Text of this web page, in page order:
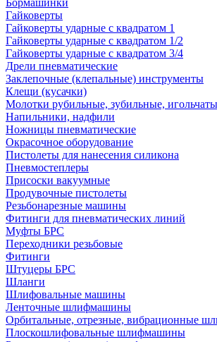
Бормашинки
Гайковерты
Гайковерты ударные с квадратом 1
Гайковерты ударные с квадратом 1/2
Гайковерты ударные с квадратом 3/4
Дрели пневматические
Заклепочные (клепальные) инструменты
Клещи (кусачки)
Молотки рубильные, зубильные,
Напильники, надфили
Ножницы пневматические
Окрасочное оборудование
Пистолеты для нанесения силикона
Пневмостеплеры
Присоски вакуумные
Продувочные пистолеты
Резьбонарезные машины
Фитинги для пневматических линий
Муфты БРС
Переходники резьбовые
Фитинги
Штуцеры БРС
Шланги
Шлифовальные машины
Ленточные шлифмашины
Орбитальные, отрезные, вибрационные
Плоскошлифовальные шлифмашины